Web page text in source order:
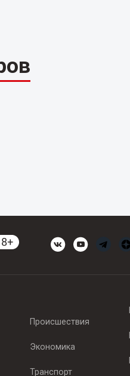
Происшествия
Экономика
Транспорт